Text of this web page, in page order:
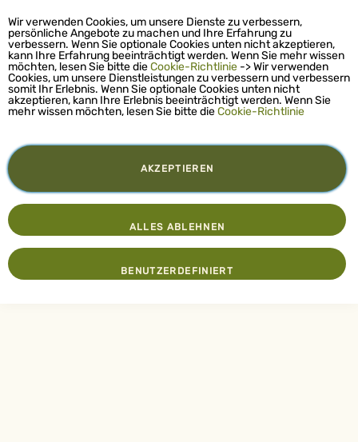
Wir verwenden Cookies, um unsere Dienste zu verbessern,
persönliche Angebote zu machen und Ihre Erfahrung zu
verbessern. Wenn Sie optionale Cookies unten nicht akzeptieren,
kann Ihre Erfahrung beeinträchtigt werden. Wenn Sie mehr wissen
möchten, lesen Sie bitte dieCookie-Richtlinie -> Wir verwenden
Cookies, um unsere Dienstleistungen zu verbessern und verbessern
somit Ihr Erlebnis. Wenn Sie optionale Cookies unten nicht
akzeptieren, kann Ihre Erlebnis beeinträchtigt werden. Wenn Sie
mehr wissen möchten, lesen Sie bitte dieCookie-Richtlinie
AKZEPTIEREN
BENUTZERDEFINIERT
ALLES ABLEHNEN